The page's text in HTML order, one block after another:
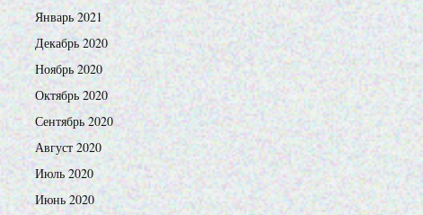
Январь 2021
Декабрь 2020
Ноябрь 2020
Октябрь 2020
Сентябрь 2020
Август 2020
Июль 2020
Июнь 2020